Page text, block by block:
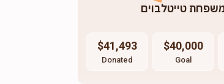
טייטלבוים
$41,493
Donated
$40,000
Goal